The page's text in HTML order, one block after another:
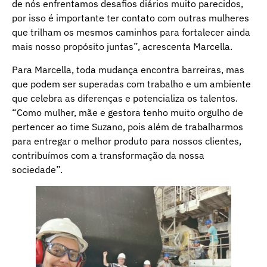
de nós enfrentamos desafios diários muito parecidos,
por isso é importante ter contato com outras mulheres
que trilham os mesmos caminhos para fortalecer ainda
mais nosso propósito juntas”, acrescenta Marcella.
Para Marcella, toda mudança encontra barreiras, mas
que podem ser superadas com trabalho e um ambiente
que celebra as diferenças e potencializa os talentos.
“Como mulher, mãe e gestora tenho muito orgulho de
pertencer ao time Suzano, pois além de trabalharmos
para entregar o melhor produto para nossos clientes,
contribuímos com a transformação da nossa
sociedade”.